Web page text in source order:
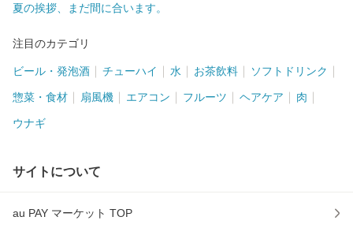
夏の挨拶、まだ間に合います。
注目のカテゴリ
ビール・発泡酒 チューハイ 水 お茶飲料 ソフトドリンク
惣菜・食材 扇風機 エアコン フルーツ ヘアケア 肉
ウナギ
サイトについて
au PAY マーケット TOP